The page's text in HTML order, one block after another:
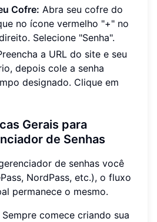
Cofre: Abra seu cofre do
no ícone vermelho "+" no
Selecione "Senha".
a URL do site e seu
depois cole a senha
designado. Clique em
Gerais para
de Senhas
de senhas você
NordPass, etc.), o fluxo
permanece o mesmo.
Sempre comece criando sua